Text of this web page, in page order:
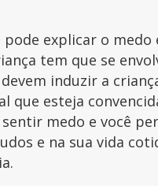
pode explicar o medo
tem que se
induzir a
que esteja
medo e você
e na sua vida